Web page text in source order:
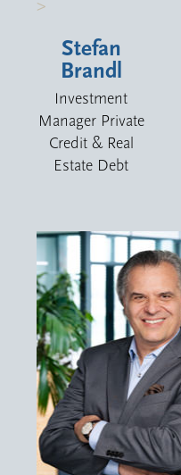
>
Stefan
Brandl
Investment
Manager Private
Credit & Real
Estate Debt